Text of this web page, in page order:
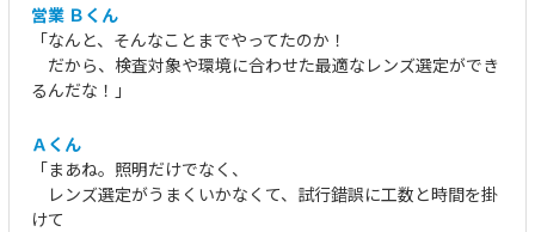
営業 Ｂくん
「なんと、そんなことまでやってたのか！
だから、検査対象や環境に合わせた最適なレンズ選定ができ
るんだな！」
Ａくん
「まあね。照明だけでなく、
レンズ選定がうまくいかなくて、試行錯誤に工数と時間を掛
けて